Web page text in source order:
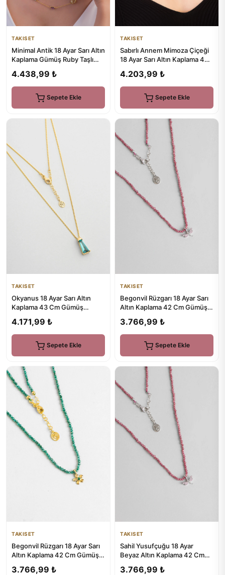
TAKISET
Minimal Antik 18 Ayar Sarı Altın
Kaplama Gümüş Ruby Taşlı
4.438,99 ₺
Sepete Ekle
TAKISET
Sabırlı Annem Mimoza Çiçeği
18 Ayar Sarı Altın Kaplama 47
4.203,99 ₺
Sepete Ekle
TAKISET
Okyanus 18 Ayar Sarı Altın
Kaplama 43 Cm Gümüş
4.171,99 ₺
Sepete Ekle
TAKISET
Begonvil Rüzgarı 18 Ayar Sarı
Altın Kaplama 42 Cm Gümüş
3.766,99 ₺
Sepete Ekle
TAKISET
Begonvil Rüzgarı 18 Ayar Sarı
Altın Kaplama 42 Cm Gümüş
3.766,99 ₺
TAKISET
Sahil Yusufçuğu 18 Ayar
Beyaz Altın Kaplama 42 Cm
3.766,99 ₺